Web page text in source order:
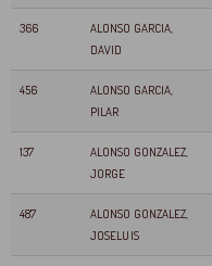
366
ALONSO GARCIA,
DAVID
456
ALONSO GARCIA,
PILAR
137
ALONSO GONZALEZ,
JORGE
487
ALONSO GONZALEZ,
JOSELUIS